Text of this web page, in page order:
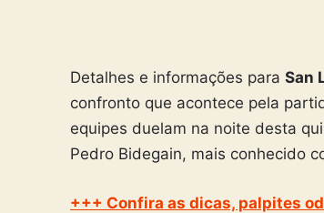
Detalhes e informações para San
confronto que acontece pela
equipes duelam na noite desta
Pedro Bidegain, mais conhecido
+++ Confira as dicas, palpites